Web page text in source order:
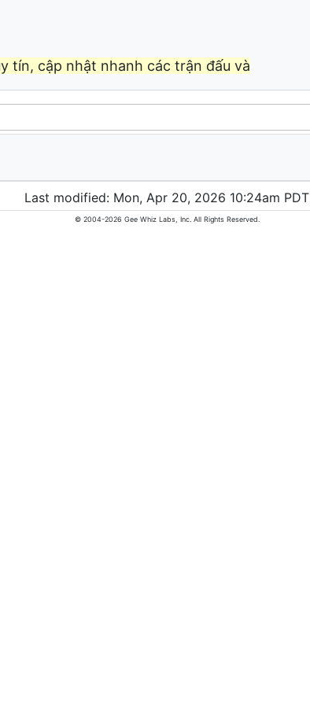
tín, cập nhật nhanh các trận đấu và
Last modified: Mon, Apr 20, 2026 10:24am PDT
© 2004-2026 Gee Whiz Labs, Inc. All Rights Reserved.